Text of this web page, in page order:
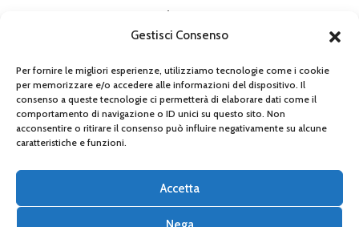
Gestisci Consenso
Per fornire le migliori esperienze, utilizziamo tecnologie come i cookie
per memorizzare e/o accedere alle informazioni del dispositivo. Il
consenso a queste tecnologie ci permetterà di elaborare dati come il
comportamento di navigazione o ID unici su questo sito. Non
acconsentire o ritirare il consenso può influire negativamente su alcune
caratteristiche e funzioni.
Accetta
Nessun commento da mostrare.
© 2026 Arabesque Ballet Studio SSDRL P.IVA
03866540366 – Tel 059 472 0299 –
PRIVACY POLICY